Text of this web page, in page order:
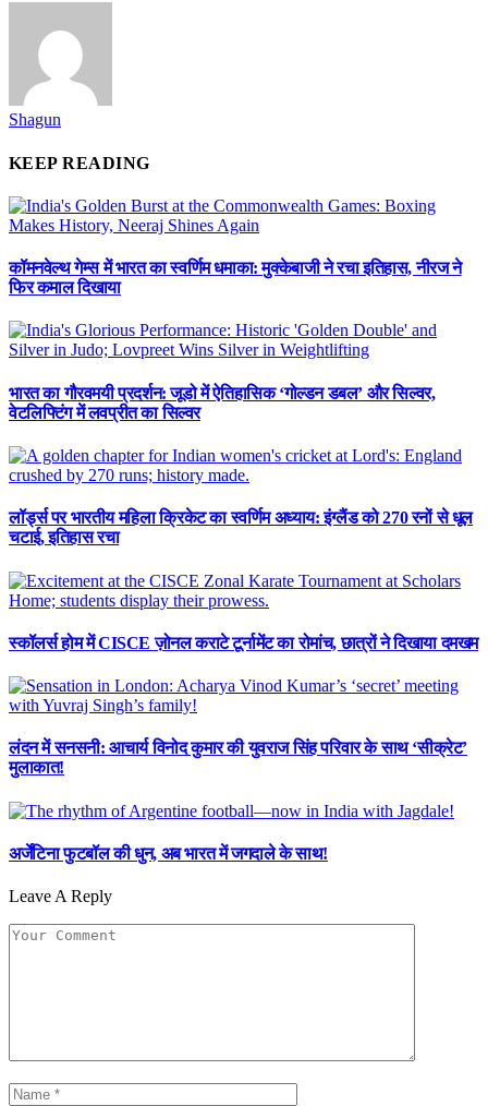
Shagun
KEEP READING
कॉमनवेल्थ गेम्स में भारत का स्वर्णिम धमाका: मुक्केबाजी ने रचा इतिहास, नीरज ने
फिर कमाल दिखाया
भारत का गौरवमयी प्रदर्शन: जूडो में ऐतिहासिक ‘गोल्डन डबल’ और सिल्वर,
वेटलिफ्टिंग में लवप्रीत का सिल्वर
लॉर्ड्स पर भारतीय महिला क्रिकेट का स्वर्णिम अध्याय: इंग्लैंड को 270 रनों से धूल
चटाई, इतिहास रचा
स्कॉलर्स होम में CISCE ज़ोनल कराटे टूर्नामेंट का रोमांच, छात्रों ने दिखाया दमखम
लंदन में सनसनी: आचार्य विनोद कुमार की युवराज सिंह परिवार के साथ ‘सीक्रेट’
मुलाकात!
अर्जेंटिना फुटबॉल की धुन, अब भारत में जगदाले के साथ!
Leave A Reply